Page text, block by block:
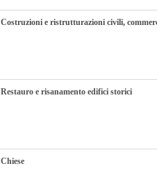
Costruzioni e ristrutturazioni civili,
Restauro e risanamento edifici storici
Chiese